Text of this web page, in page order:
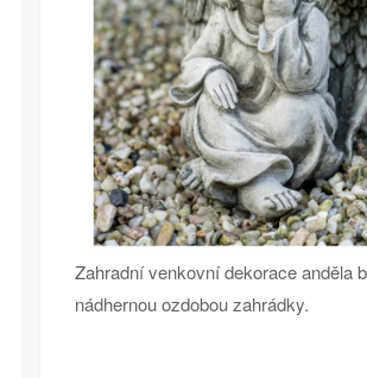
Zahradní venkovní dekorace anděla
nádhernou ozdobou zahrádky.